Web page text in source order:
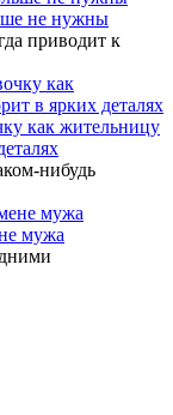
не нужны
приводит к
как жительницу
нибудь
мужа